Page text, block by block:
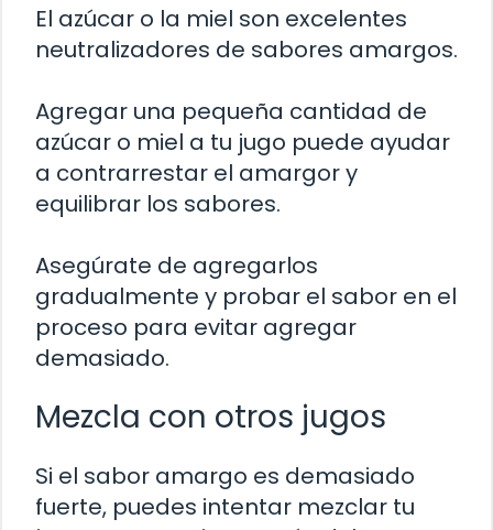
El azúcar o la miel son excelentes
neutralizadores de sabores amargos.
Agregar una pequeña cantidad de
azúcar o miel a tu jugo puede ayudar
a contrarrestar el amargor y
equilibrar los sabores.
Asegúrate de agregarlos
gradualmente y probar el sabor en el
proceso para evitar agregar
demasiado.
Mezcla con otros jugos
Si el sabor amargo es demasiado
fuerte, puedes intentar mezclar tu